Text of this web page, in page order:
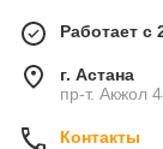
Работает с
г. Астана
пр-т. Акжол
Контакты